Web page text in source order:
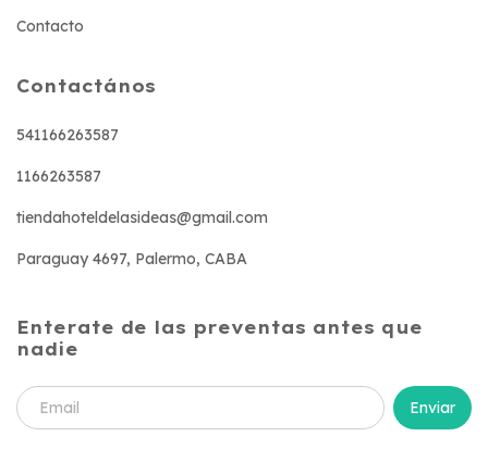
Contacto
Contactános
541166263587
1166263587
tiendahoteldelasideas@gmail.com
Paraguay 4697, Palermo, CABA
Enterate de las preventas antes que
nadie